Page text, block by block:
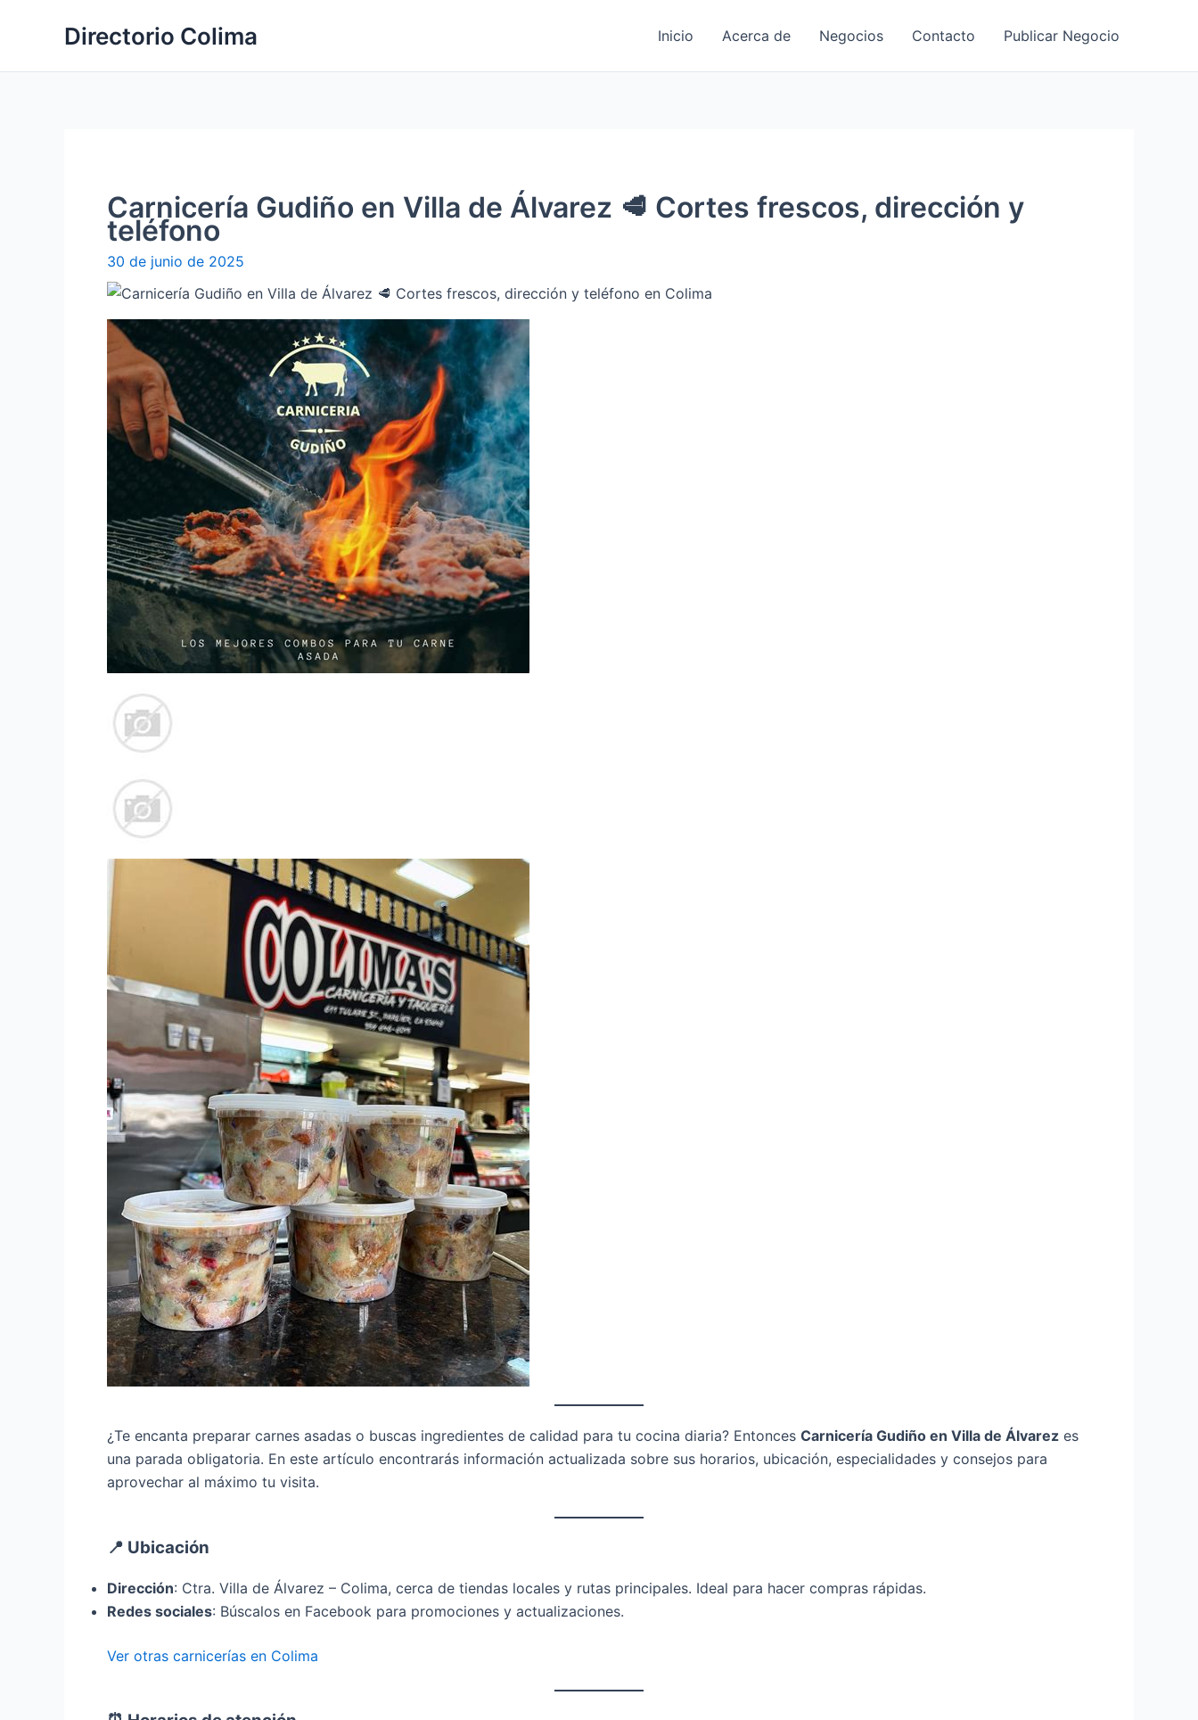
Directorio Colima Inicio Acerca de Negocios Contacto Publicar Negocio
Carnicería Gudiño en Villa de Álvarez 🥩 Cortes frescos, dirección y
teléfono
30 de junio de 2025
¿Te encanta preparar carnes asadas o buscas ingredientes de calidad para tu cocina diaria? Entonces Carnicería Gudiño en Villa de Álvarez es
una parada obligatoria. En este artículo encontrarás información actualizada sobre sus horarios, ubicación, especialidades y consejos para
aprovechar al máximo tu visita.
📍 Ubicación
Dirección: Ctra. Villa de Álvarez – Colima, cerca de tiendas locales y rutas principales. Ideal para hacer compras rápidas.
Redes sociales: Búscalos en Facebook para promociones y actualizaciones.
Ver otras carnicerías en Colima